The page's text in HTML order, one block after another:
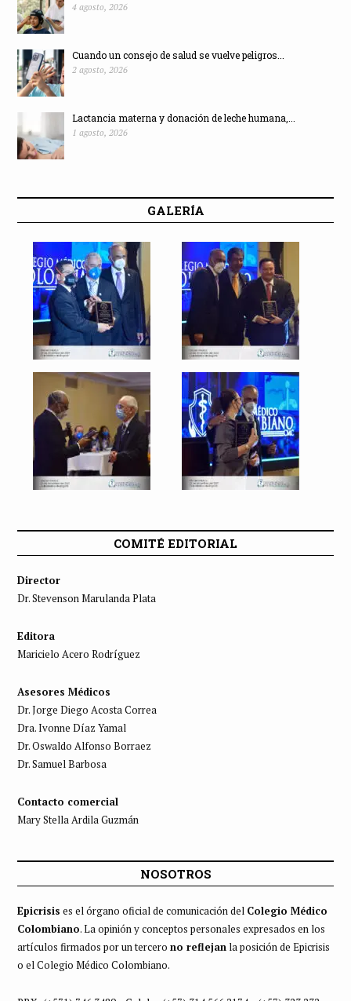
4 agosto, 2026
Cuando un consejo de salud se vuelve peligros...
2 agosto, 2026
Lactancia materna y donación de leche humana,...
1 agosto, 2026
GALERÍA
COMITÉ EDITORIAL
Director
Dr. Stevenson Marulanda Plata
Editora
Maricielo Acero Rodríguez
Asesores Médicos
Dr. Jorge Diego Acosta Correa
Dra. Ivonne Díaz Yamal
Dr. Oswaldo Alfonso Borraez
Dr. Samuel Barbosa
Contacto comercial
Mary Stella Ardila Guzmán
NOSOTROS
Epicrisis es el órgano oficial de comunicación del Colegio Médico
Colombiano. La opinión y conceptos personales expresados en los
artículos firmados por un tercero no reflejan la posición de Epicrisis
o el Colegio Médico Colombiano.